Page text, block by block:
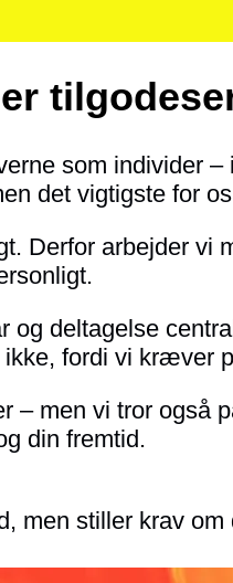
som individer
det vigtigste for
Derfor arbejder vi
deltagelse
fordi vi kræver
– men vi tror også
din fremtid.
men stiller krav